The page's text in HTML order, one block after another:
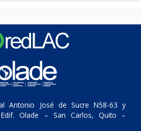
Antonio José de Sucre N58-63 y
Edif. Olade – San Carlos, Quito –